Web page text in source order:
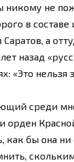
никому не
в
Саратов, а
назад
«Это нельзя
среди
орден
как бы она